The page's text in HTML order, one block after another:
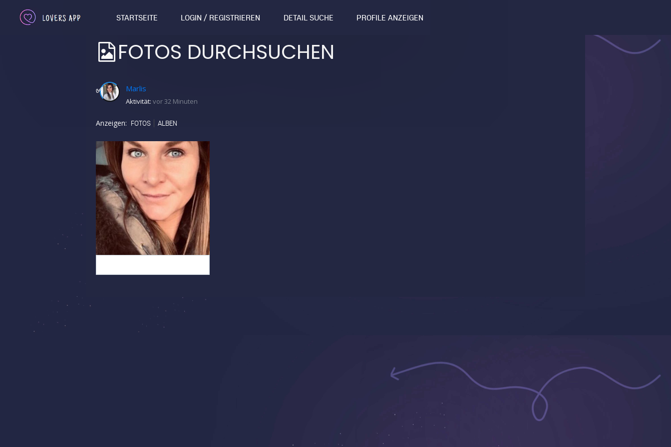
STARTSEITE LOGIN / REGISTRIEREN DETAIL SUCHE PROFILE ANZEIGEN
FOTOS DURCHSUCHEN
✅ Marlis
Aktivität: vor 32 Minuten
Anzeigen: FOTOS ALBEN